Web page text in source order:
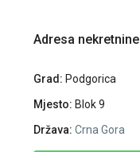
Adresa nekretnine
Grad: Podgorica
Mjesto: Blok 9
Država: Crna Gora